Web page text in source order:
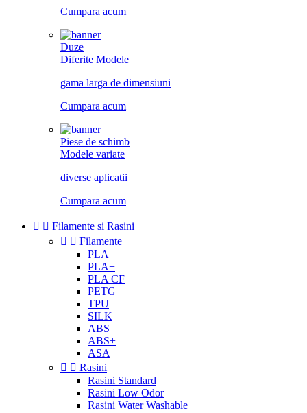
Cumpara acum
Duze
Diferite Modele
gama larga de dimensiuni
Cumpara acum
Piese de schimb
Modele variate
diverse aplicatii
Cumpara acum
  Filamente si Rasini
  Filamente
PLA
PLA+
PLA CF
PETG
TPU
SILK
ABS
ABS+
ASA
  Rasini
Rasini Standard
Rasini Low Odor
Rasini Water Washable